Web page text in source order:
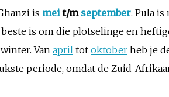
is meit/m september. Pula
is om die plotselinge en
Van april tot oktober heb je
periode, omdat de Zuid-